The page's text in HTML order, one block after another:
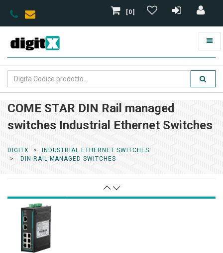
[0]
COME STAR DIN Rail managed
switches Industrial Ethernet Switches
DIGITX
INDUSTRIAL ETHERNET SWITCHES
DIN RAIL MANAGED SWITCHES